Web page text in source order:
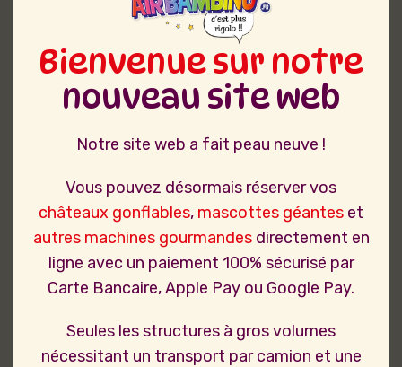
Bienvenue sur notre
nouveau site web
Notre site web a fait peau neuve !
Vous pouvez désormais réserver vos
châteaux gonflables, mascottes géantes et
autres machines gourmandesdirectement en
ligne avec un paiement 100% sécurisé par
Carte Bancaire, Apple Pay ou Google Pay.
Seules les structures à gros volumes
nécessitant un transport par camion et une